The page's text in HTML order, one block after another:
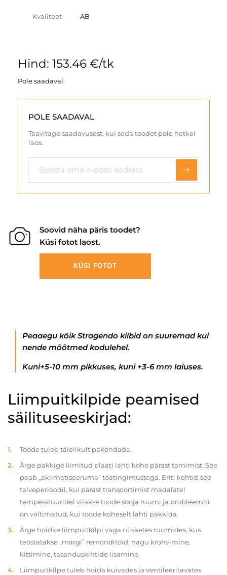
Kvaliteet AB
Hind: 153.46 €/tk
Pole saadaval
POLE SAADAVAL
Teavitage saadavusest, kui seda toodet pole hetkel
laos.
Soovid näha päris toodet?
Küsi fotot laost.
KÜSI FOTOT
Peaaegu kõik Stragendo kilbid on suuremad kui
nende mõõtmed kodulehel.
Kuni+5-10 mm pikkuses, kuni +3-6 mm laiuses.
Liimpuitkilpide peamised
säilituseeskirjad:
Toode tuleb täielikult pakendada.
Ärge pakkige liimitud plaati lahti kohe pärast tarnimist. See
peab „aklimatiseeruma” toatingimustega. Eriti kehtib see
talveperioodil, kui pärast transportimist madalatel
temperatuuridel viiakse toode sooja ruumi ja probleemid
on vältimatud, kui toode koheselt lahti pakkida.
Ärge hoidke liimpuitkilpi väga niisketes ruumides, kus
teostatakse „märgi” remonditöid, nagu krohvimine,
kittimine, tasanduskihtide lisamine.
Liimpuitkilpe tuleb hoida kuivades ja ventileeritavates